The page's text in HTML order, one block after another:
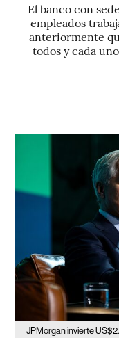
El banco con
empleados
anteriormente
todos y cada
JPMorgan invierte